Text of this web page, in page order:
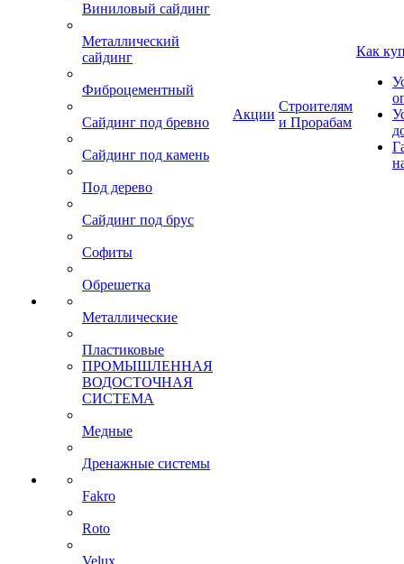
Виниловый сайдинг
Металлический
сайдинг
Фиброцементный
Сайдинг под бревно
Сайдинг под камень
Под дерево
Сайдинг под брус
Софиты
Обрешетка
Металлические
Пластиковые
ПРОМЫШЛЕННАЯ
ВОДОСТОЧНАЯ
СИСТЕМА
Медные
Дренажные системы
Fakro
Roto
Velux
Акции
Строителям
и Прорабам
Как